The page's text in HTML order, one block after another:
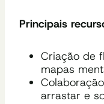
Principais
Criação de
mapas
arrastar e